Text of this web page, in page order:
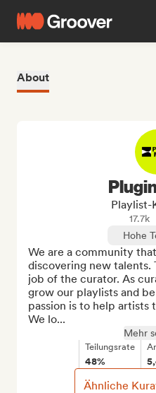
About
Playlist-
17.7k
Hohe
We are a community
discovering new talents.
job of the curator. As
grow our playlists and
passion is to help artists
We lo...
Mehr
Teilungsrate
48%
Ähnliche